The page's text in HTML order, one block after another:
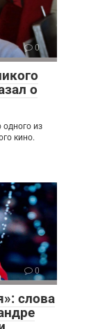
0
о
из
кино.
0
слова